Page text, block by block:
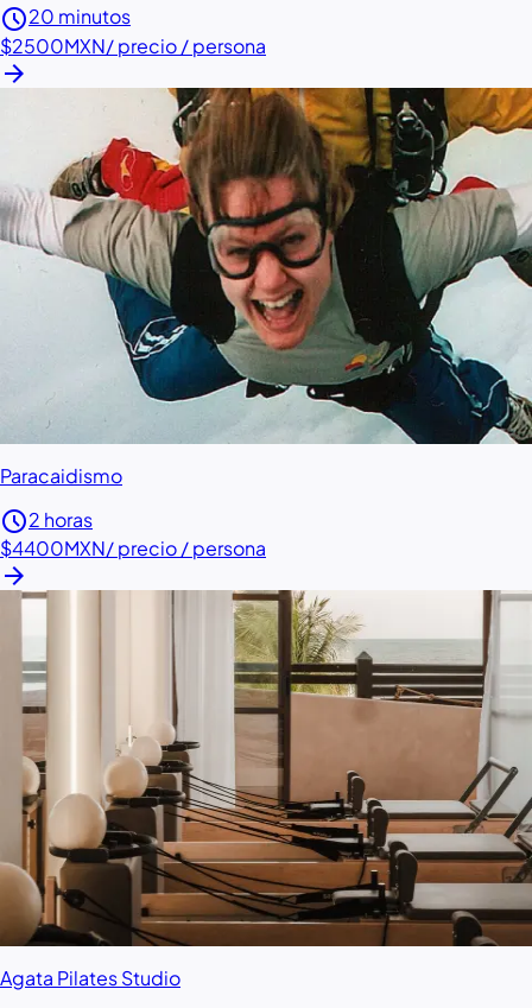
schedule20 minutos
$2500MXN/ precio / persona
arrow_forward
Paracaidismo
schedule2 horas
$4400MXN/ precio / persona
arrow_forward
Agata Pilates Studio